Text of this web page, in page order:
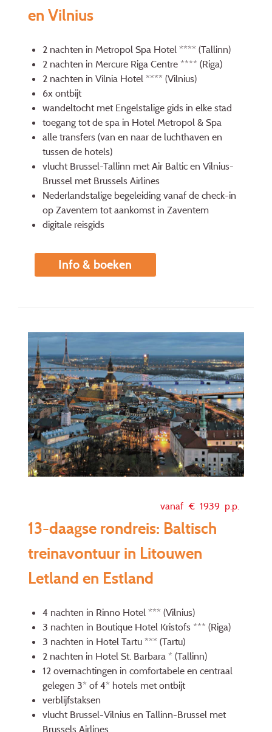
en Vilnius
2 nachten in Metropol Spa Hotel **** (Tallinn)
2 nachten in Mercure Riga Centre **** (Riga)
2 nachten in Vilnia Hotel **** (Vilnius)
6x ontbijt
wandeltocht met Engelstalige gids in elke stad
toegang tot de spa in Hotel Metropol & Spa
alle transfers (van en naar de luchthaven en
tussen de hotels)
vlucht Brussel-Tallinn met Air Baltic en Vilnius-
Brussel met Brussels Airlines
Nederlandstalige begeleiding vanaf de check-in
op Zaventem tot aankomst in Zaventem
digitale reisgids
Info & boeken
vanaf € 1939 p.p.
13-daagse rondreis: Baltisch
treinavontuur in Litouwen
Letland en Estland
4 nachten in Rinno Hotel *** (Vilnius)
3 nachten in Boutique Hotel Kristofs *** (Riga)
3 nachten in Hotel Tartu *** (Tartu)
2 nachten in Hotel St. Barbara * (Tallinn)
12 overnachtingen in comfortabele en centraal
gelegen 3* of 4* hotels met ontbijt
verblijfstaksen
vlucht Brussel-Vilnius en Tallinn-Brussel met
Brussels Airlines